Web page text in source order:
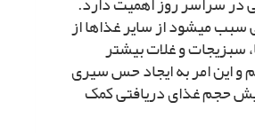
سبب مى‏شود از سایر غذاها از
سبزیجات و غلات بیشتر
و این امر به ایجاد حس سیرى
حجم غذاى دریافتى کمک